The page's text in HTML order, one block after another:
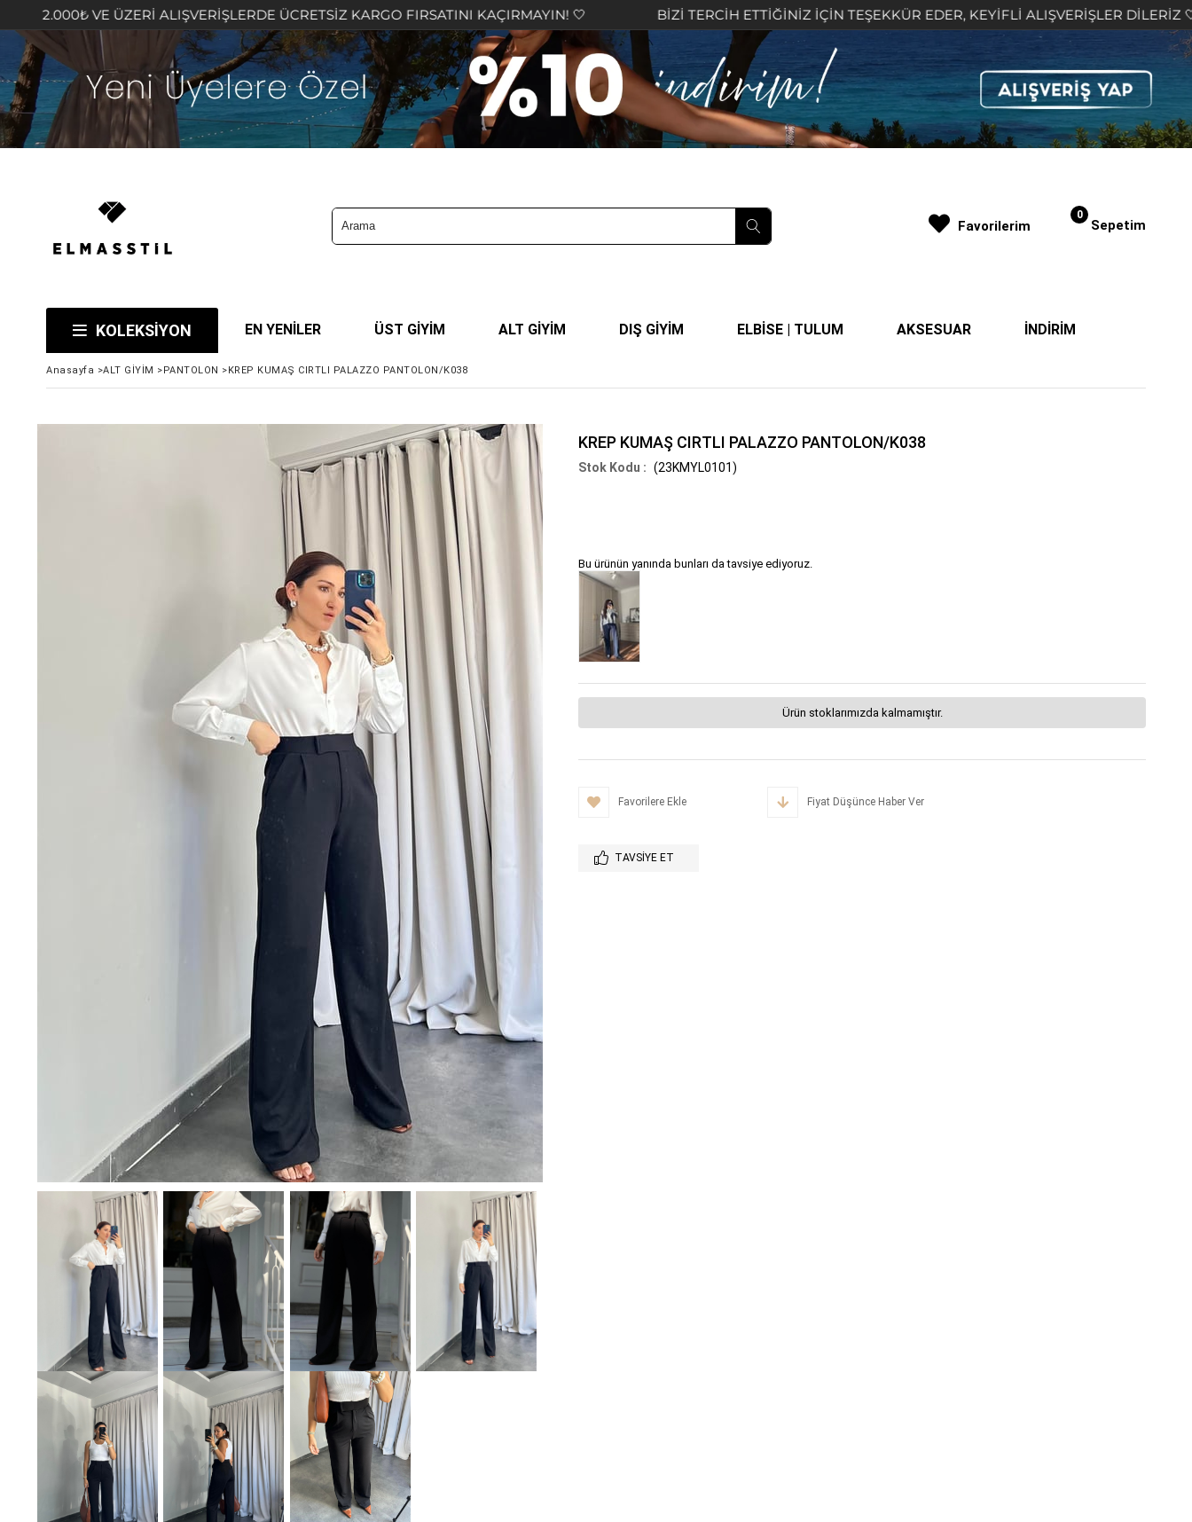
ALIŞVERİŞLERDE ÜCRETSİZ KARGO FIRSATINI KAÇIRMAYIN! 🤍 BİZİ TERCİH ETTİĞİNİZ İÇİN TEŞEKKÜR EDER, KEYİFLİ ALIŞVERİŞLER DİLERİZ 🤍
Sepetim
0
KOLEKSİYON EN YENİLER ÜST GİYİM ALT GİYİM DIŞ GİYİM ELBİSE | TULUM AKSESUAR İNDİRİM
Favorilerim
Anasayfa >ALT GİYİM >PANTOLON >KREP KUMAŞ CIRTLI PALAZZO PANTOLON/K038
KREP KUMAŞ CIRTLI PALAZZO PANTOLON/K038
(23KMYL0101)
Bu ürünün yanında bunları da tavsiye ediyoruz.
Ürün stoklarımızda kalmamıştır.
Favorilere Ekle Fiyat Düşünce Haber Ver
TAVSIYE ET